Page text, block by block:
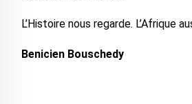
L’Histoire nous regarde. L’Afrique
Benicien Bouschedy